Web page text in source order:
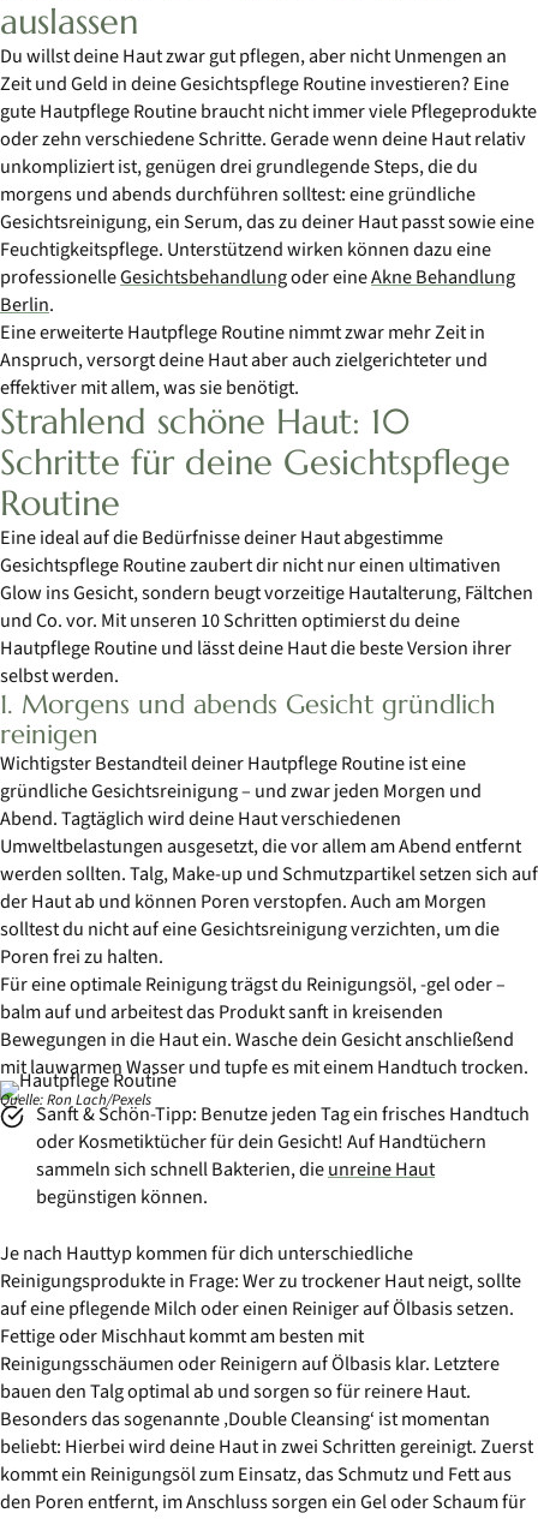
auslassen
Du willst deine Haut zwar gut pflegen, aber nicht Unmengen an
Zeit und Geld in deine Gesichtspflege Routine investieren? Eine
gute Hautpflege Routine braucht nicht immer viele Pflegeprodukte
oder zehn verschiedene Schritte. Gerade wenn deine Haut relativ
unkompliziert ist, genügen drei grundlegende Steps, die du
morgens und abends durchführen solltest: eine gründliche
Gesichtsreinigung, ein Serum, das zu deiner Haut passt sowie eine
Feuchtigkeitspflege. Unterstützend wirken können dazu eine
professionelleGesichtsbehandlungoder eineAkne Behandlung
Berlin.
Eine erweiterte Hautpflege Routine nimmt zwar mehr Zeit in
Anspruch, versorgt deine Haut aber auch zielgerichteter und
effektiver mit allem, was sie benötigt.
Strahlend schöne Haut: 10
Schritte für deine Gesichtspflege
Routine
Eine ideal auf die Bedürfnisse deiner Haut abgestimme
Gesichtspflege Routine zaubert dir nicht nur einen ultimativen
Glow ins Gesicht, sondern beugt vorzeitige Hautalterung, Fältchen
und Co. vor. Mit unseren 10 Schritten optimierst du deine
Hautpflege Routine und lässt deine Haut die beste Version ihrer
selbst werden.
1. Morgens und abends Gesicht gründlich
reinigen
Wichtigster Bestandteil deiner Hautpflege Routine ist eine
gründliche Gesichtsreinigung – und zwar jeden Morgen und
Abend. Tagtäglich wird deine Haut verschiedenen
Umweltbelastungen ausgesetzt, die vor allem am Abend entfernt
werden sollten. Talg, Make-up und Schmutzpartikel setzen sich auf
der Haut ab und können Poren verstopfen. Auch am Morgen
solltest du nicht auf eine Gesichtsreinigung verzichten, um die
Poren frei zu halten.
Für eine optimale Reinigung trägst du Reinigungsöl, -gel oder –
balm auf und arbeitest das Produkt sanft in kreisenden
Bewegungen in die Haut ein. Wasche dein Gesicht anschließend
mit lauwarmen Wasser und tupfe es mit einem Handtuch trocken.
Quelle: Ron Lach/Pexels
Sanft & Schön-Tipp: Benutze jeden Tag ein frisches Handtuch
oder Kosmetiktücher für dein Gesicht! Auf Handtüchern
sammeln sich schnell Bakterien, dieunreine Haut
begünstigen können.
Je nach Hauttyp kommen für dich unterschiedliche
Reinigungsprodukte in Frage: Wer zu trockener Haut neigt, sollte
auf eine pflegende Milch oder einen Reiniger auf Ölbasis setzen.
Fettige oder Mischhaut kommt am besten mit
Reinigungsschäumen oder Reinigern auf Ölbasis klar. Letztere
bauen den Talg optimal ab und sorgen so für reinere Haut.
Besonders das sogenannte ‚Double Cleansing‘ ist momentan
beliebt: Hierbei wird deine Haut in zwei Schritten gereinigt. Zuerst
kommt ein Reinigungsöl zum Einsatz, das Schmutz und Fett aus
den Poren entfernt, im Anschluss sorgen ein Gel oder Schaum für